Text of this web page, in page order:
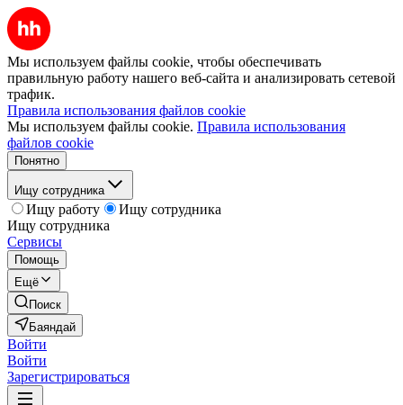
Мы используем файлы cookie, чтобы обеспечивать
правильную работу нашего веб-сайта и анализировать сетевой
трафик.
Правила использования файлов cookie
Мы используем файлы cookie. Правила использования
файлов cookie
Понятно
Ищу сотрудника
Ищу работу
Ищу сотрудника
Ищу сотрудника
Сервисы
Помощь
Ещё
Поиск
Баяндай
Войти
Войти
Зарегистрироваться